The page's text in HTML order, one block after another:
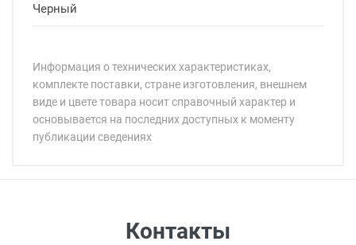
Черный
Информация о технических характеристиках,
комплекте поставки, стране изготовления, внешнем
виде и цвете товара носит справочный характер и
основывается на последних доступных к моменту
публикации сведениях
Контакты